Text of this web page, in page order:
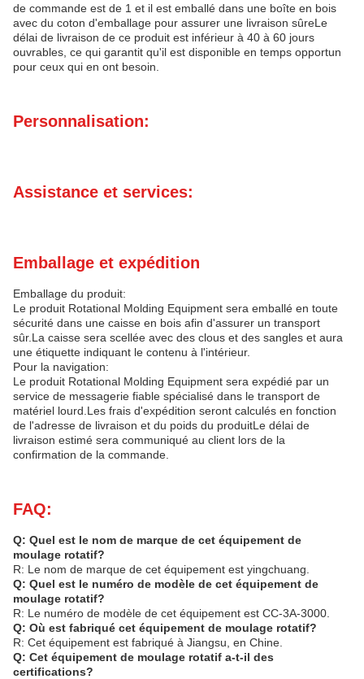
de commande est de 1 et il est emballé dans une boîte en bois
avec du coton d'emballage pour assurer une livraison sûreLe
délai de livraison de ce produit est inférieur à 40 à 60 jours
ouvrables, ce qui garantit qu'il est disponible en temps opportun
pour ceux qui en ont besoin.
Personnalisation:
Assistance et services:
Emballage et expédition
Emballage du produit:
Le produit Rotational Molding Equipment sera emballé en toute
sécurité dans une caisse en bois afin d'assurer un transport
sûr.La caisse sera scellée avec des clous et des sangles et aura
une étiquette indiquant le contenu à l'intérieur.
Pour la navigation:
Le produit Rotational Molding Equipment sera expédié par un
service de messagerie fiable spécialisé dans le transport de
matériel lourd.Les frais d'expédition seront calculés en fonction
de l'adresse de livraison et du poids du produitLe délai de
livraison estimé sera communiqué au client lors de la
confirmation de la commande.
FAQ:
Q: Quel est le nom de marque de cet équipement de
moulage rotatif?
R: Le nom de marque de cet équipement est yingchuang.
Q: Quel est le numéro de modèle de cet équipement de
moulage rotatif?
R: Le numéro de modèle de cet équipement est CC-3A-3000.
Q: Où est fabriqué cet équipement de moulage rotatif?
R: Cet équipement est fabriqué à Jiangsu, en Chine.
Q: Cet équipement de moulage rotatif a-t-il des
certifications?